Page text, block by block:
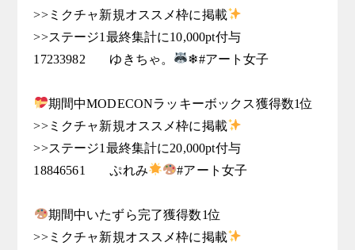
>>ミクチャ新規オススメ枠に掲載
>>ステージ1最終集計に10,000pt付与
17233982	ゆきちゃ。
❄#アート女子
期間中MODECONラッキーボックス獲得数1位
>>ミクチャ新規オススメ枠に掲載
>>ステージ1最終集計に20,000pt付与
18846561	ぷれみ
#アート女子
期間中いたずら完了獲得数1位
>>ミクチャ新規オススメ枠に掲載